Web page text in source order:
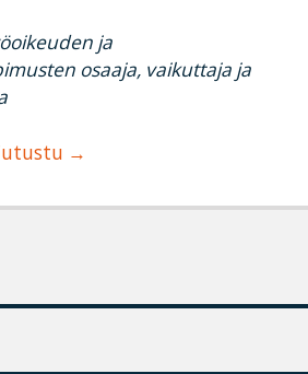
ja
osaaja, vaikuttaja ja